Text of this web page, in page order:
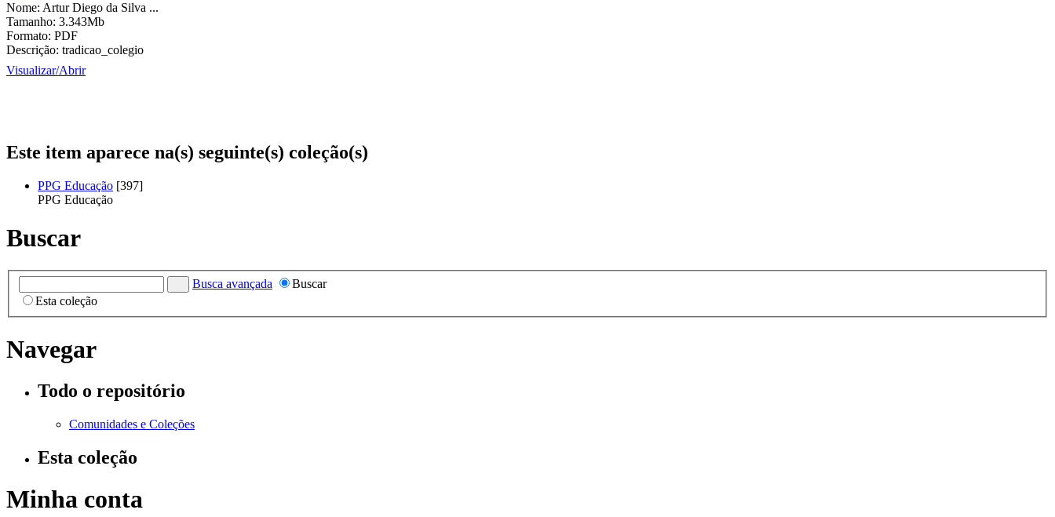
Nome: Artur Diego da Silva ...
Tamanho: 3.343Mb
Formato: PDF
Descrição: tradicao_colegio
Visualizar/Abrir
Este item aparece na(s) seguinte(s) coleção(s)
PPG Educação [397]
PPG Educação
Buscar
Busca avançada
Buscar
Esta coleção
Navegar
Todo o repositório
Comunidades e Coleções
Esta coleção
Minha conta